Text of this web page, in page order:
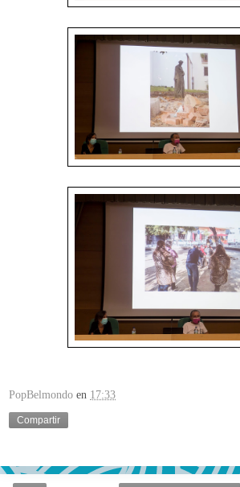
PopBelmondo en 17:33
Compartir